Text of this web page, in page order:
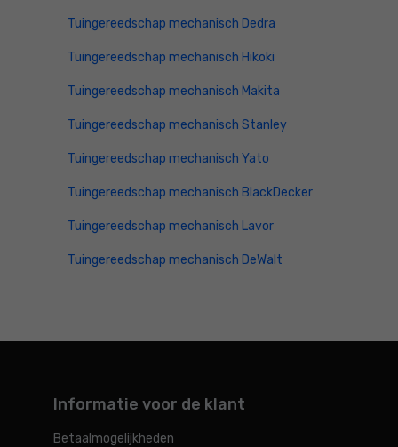
Tuingereedschap mechanisch Dedra
Tuingereedschap mechanisch Hikoki
Tuingereedschap mechanisch Makita
Tuingereedschap mechanisch Stanley
Tuingereedschap mechanisch Yato
Tuingereedschap mechanisch BlackDecker
Tuingereedschap mechanisch Lavor
Tuingereedschap mechanisch DeWalt
Informatie voor de klant
Betaalmogelijkheden